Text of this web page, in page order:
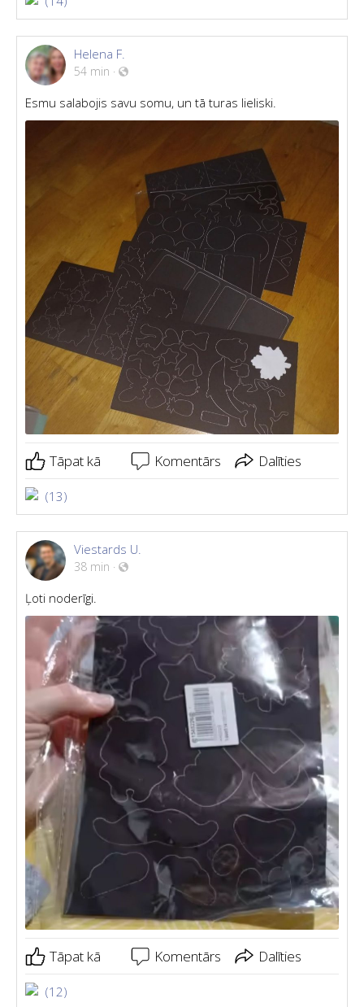
Helena F.
54 min ·
Esmu salabojis savu somu, un tā turas lieliski.
Tāpat kā Komentārs Dalīties
(13)
Viestards U.
38 min ·
Ļoti noderīgi.
Tāpat kā Komentārs Dalīties
(12)